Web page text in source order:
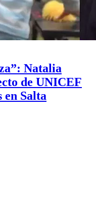
Natalia
de UNICEF
en Salta